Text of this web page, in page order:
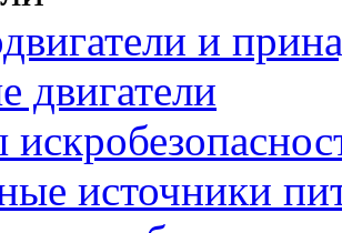
и
двигатели
источники